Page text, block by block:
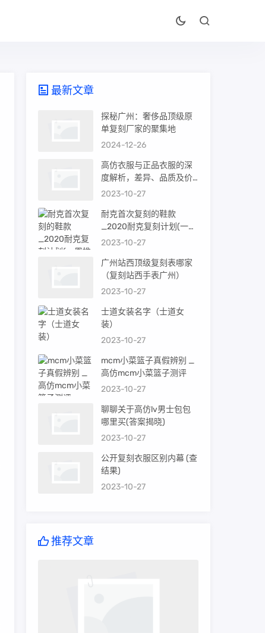
最新文章
探秘广州：奢侈品顶级原
单复刻厂家的聚集地
2024-12-26
高仿衣服与正品衣服的深
度解析，差异、品质及价
值
2023-10-27
耐克首次复刻的鞋款
_2020耐克复刻计划(一周
推荐)
2023-10-27
广州站西顶级复刻表哪家
（复刻站西手表广州）
2023-10-27
士道女装名字（士道女
装）
2023-10-27
mcm小菜篮子真假辨别 _
高仿mcm小菜篮子测评
2023-10-27
聊聊关于高仿lv男士包包
哪里买(答案揭晓)
2023-10-27
公开复刻衣服区别内幕 (查
结果)
2023-10-27
推荐文章